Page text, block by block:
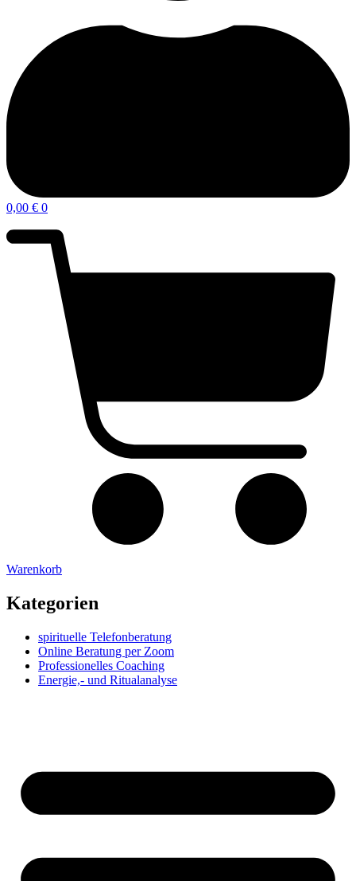
0,00 € 0
Warenkorb
Kategorien
spirituelle Telefonberatung
Online Beratung per Zoom
Professionelles Coaching
Energie,- und Ritualanalyse